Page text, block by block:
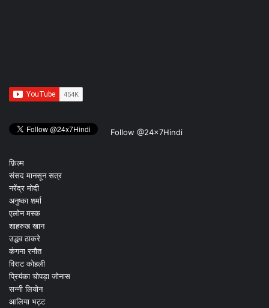
Follow @24x7Hindi
फ़िल्म
संसद मानसून सत्र
नरेंद्र मोदी
अनुष्का शर्मा
एलोन मस्क
शाहरुख खान
उद्धव ठाकरे
कंगना रनौत
विराट कोहली
प्रियंका चोपड़ा जोनास
सन्नी लियोन
आलिया भट्ट